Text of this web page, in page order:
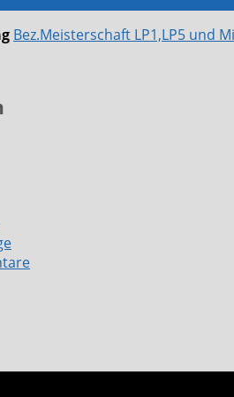
Bez.Meisterschaft LP1,LP5 und